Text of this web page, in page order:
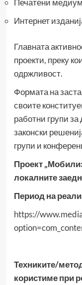
Печатени
Интернет
Главната
проекти, преку
одржливост.
Формата на
своите
работни групи
законски
групи и
Проект
локалните
Период на
https://
Техниките/
користиме при